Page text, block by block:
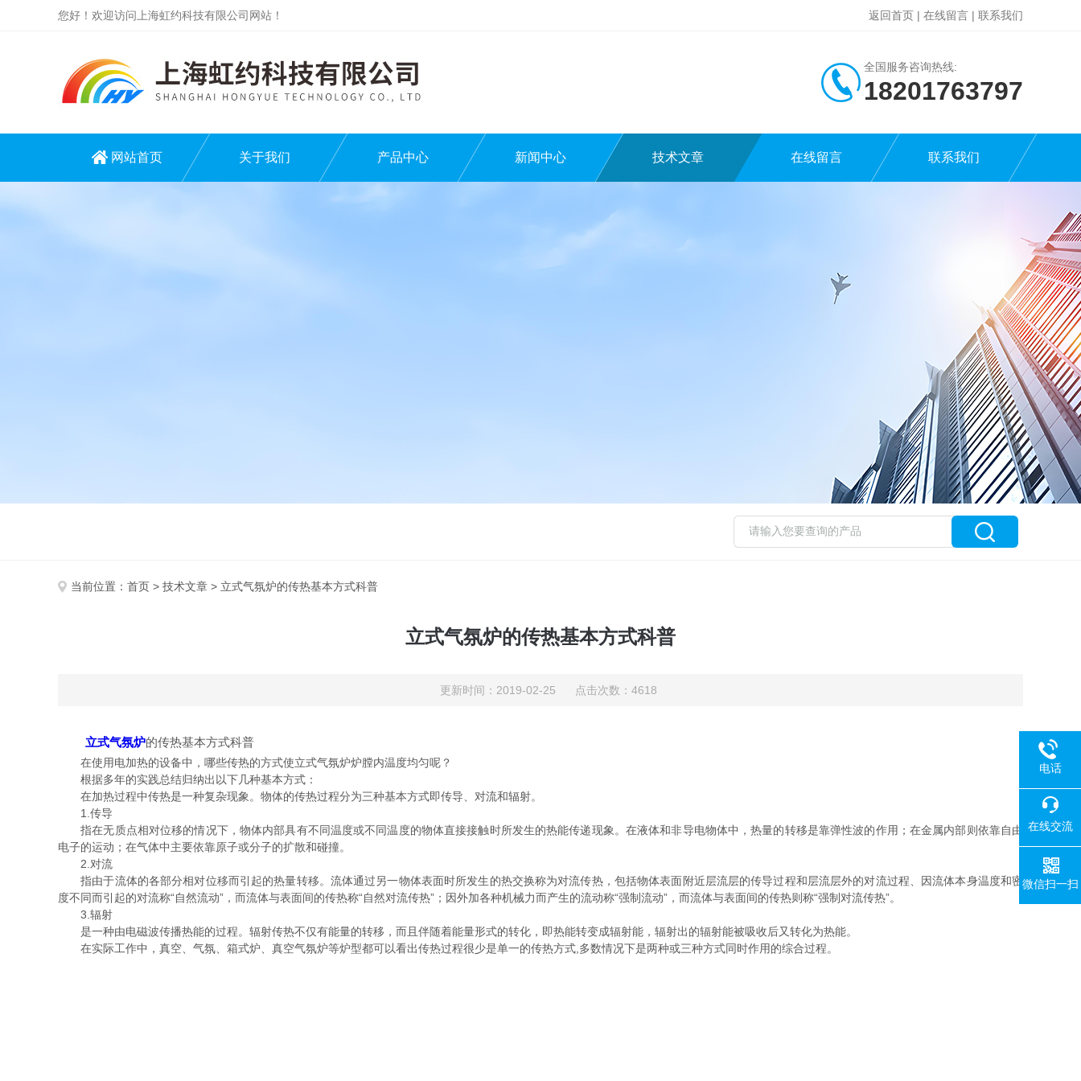
您好！欢迎访问上海虹约科技有限公司网站！ 返回首页 | 在线留言 | 联系我们
全国服务咨询热线:
18201763797
网站首页 关于我们 产品中心 新闻中心 技术文章 在线留言 联系我们
当前位置： 首页 > 技术文章 > 立式气氛炉的传热基本方式科普
立式气氛炉的传热基本方式科普
更新时间：2019-02-25 点击次数：4618
立式气氛炉的传热基本方式科普
在使用电加热的设备中，哪些传热的方式使立式气氛炉炉膛内温度均匀呢？
根据多年的实践总结归纳出以下几种基本方式：
在加热过程中传热是一种复杂现象。物体的传热过程分为三种基本方式即传导、对流和辐射。
1.传导
指在无质点相对位移的情况下，物体内部具有不同温度或不同温度的物体直接接触时所发生的热能传递现象。在液体和非导电物体中，热量的转移是靠弹性波的作用；在金属内部则依靠自由
电子的运动；在气体中主要依靠原子或分子的扩散和碰撞。
2.对流
指由于流体的各部分相对位移而引起的热量转移。流体通过另一物体表面时所发生的热交换称为对流传热，包括物体表面附近层流层的传导过程和层流层外的对流过程、因流体本身温度和密
度不同而引起的对流称“自然流动”，而流体与表面间的传热称“自然对流传热”；因外加各种机械力而产生的流动称“强制流动”，而流体与表面间的传热则称“强制对流传热”。
3.辐射
是一种由电磁波传播热能的过程。辐射传热不仅有能量的转移，而且伴随着能量形式的转化，即热能转变成辐射能，辐射出的辐射能被吸收后又转化为热能。
在实际工作中，真空、气氛、箱式炉、真空气氛炉等炉型都可以看出传热过程很少是单一的传热方式,多数情况下是两种或三种方式同时作用的综合过程。
电话
在线交流
微信扫一扫